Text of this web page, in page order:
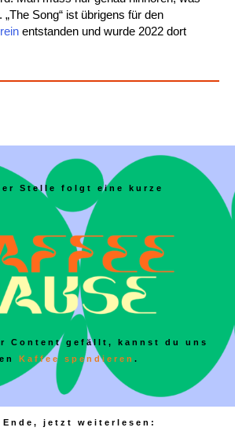
Song“ ist übrigens für den
entstanden und wurde 2022 dort
Stelle folgt eine kurze
Content gefällt, kannst du uns
Kaffee spendieren .
Ende, jetzt weiterlesen: